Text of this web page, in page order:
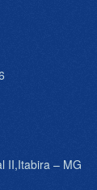
II,Itabira – MG